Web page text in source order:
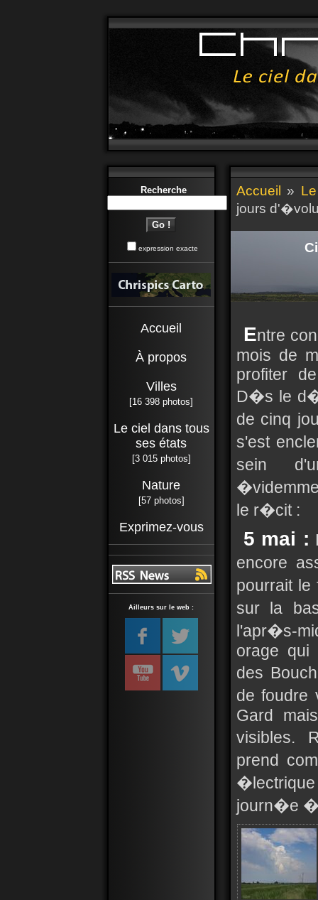
Recherche
expression exacte
Accueil
À propos
Villes
[16 398 photos]
Le ciel dans tous
ses états
[3 015 photos]
Nature
[57 photos]
Exprimez-vous
Ailleurs sur le web :
Accueil »
jours
Entre
mois de
profiter
D�s le
de cinq
s'est
sein
le r�cit :
5 mai :
encore
pourrait
sur la
l'apr�s-
orage qui
des
de foudre
Gard
visibles.
prend
journ�e